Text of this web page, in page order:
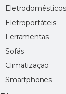
Eletrodomésticos
Eletroportáteis
Ferramentas
Sofás
Climatização
Smartphones